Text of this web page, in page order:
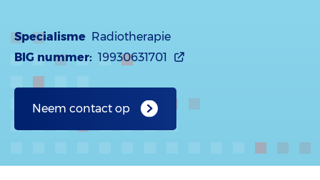
Specialisme Radiotherapie
BIG nummer: 19930631701
Neem contact op